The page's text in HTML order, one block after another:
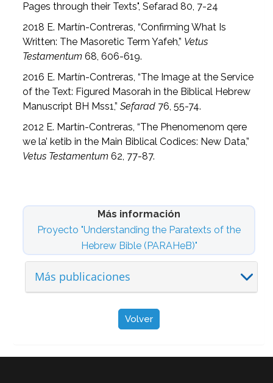
Pages through their Texts", Sefarad 80, 7-24
2018 E. Martín-Contreras, “Confirming What Is
Written: The Masoretic Term Yafeh,” Vetus
Testamentum 68, 606-619.
2016 E. Martín-Contreras, “The Image at the Service
of the Text: Figured Masorah in the Biblical Hebrew
Manuscript BH Mss1,”Sefarad 76, 55-74.
2012 E. Martín-Contreras, “The Phenomenom qere
we la’ ketib in the Main Biblical Codices: New Data,”
Vetus Testamentum 62, 77-87.
Más información
Proyecto "Understanding the Paratexts of the
Hebrew Bible (PARAHeB)"
Más publicaciones
Volver